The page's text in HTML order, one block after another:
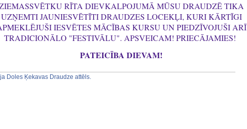
RĪTA DIEVKALPOJUMĀ MŪSU DRAUDZĒ TIKA
UZŅEMTI JAUNIESVĒTĪTI DRAUDZES LOCEKĻI, KURI KĀRTĪGI
IESVĒTES MĀCĪBAS KURSU UN PIEDZĪVOJUŠI ARĪ
TRADICIONĀLO "FESTIVĀLU". APSVEICAM! PRIECĀJAMIES!
PATEICĪBA DIEVAM!